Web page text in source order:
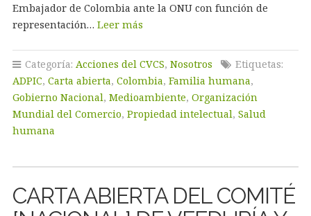
Embajador de Colombia ante la ONU con función de
representación… Leer más
Categoría: Acciones del CVCS, Nosotros
Etiquetas:
ADPIC, Carta abierta, Colombia, Familia humana,
Gobierno Nacional, Medioambiente, Organización
Mundial del Comercio, Propiedad intelectual, Salud
humana
CARTA ABIERTA DEL COMITÉ